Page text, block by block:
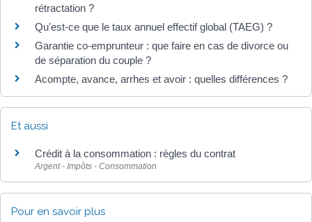
rétractation ?
Qu'est-ce que le taux annuel effectif global (TAEG) ?
Garantie co-emprunteur : que faire en cas de divorce ou
de séparation du couple ?
Acompte, avance, arrhes et avoir : quelles différences ?
Et aussi
Crédit à la consommation : règles du contrat
Argent - Impôts - Consommation
Pour en savoir plus